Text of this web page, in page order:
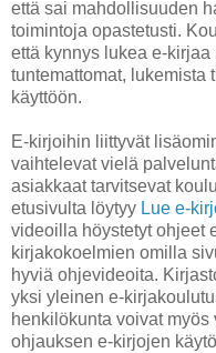
että sai mahdollisuuden
toimintoja opastetusti.
että kynnys lukea e-
tuntemattomat, lukemista
käyttöön.
E-kirjoihin liittyvät
vaihtelevat vielä
asiakkaat tarvitsevat
etusivulta löytyy Lue e-
videoilla höystetyt ohjeet
kirjakokoelmien omilla
hyviä ohjevideoita.
yksi yleinen e-
henkilökunta voivat
ohjauksen e-kirjojen